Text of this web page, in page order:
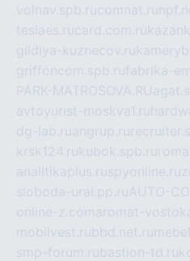
volnav.spb.rucomnat.ru
tesiaes.rucard.com.ru
gildiya-kuznecov.ru
griffoncom.spb.rufabrika-
PARK-MATROSOVA.RU
avtoyurist-moskva1.ru
dg-lab.ruangrup.ru
krsk124.rukubok.spb.ru
analitikaplus.ruspyonline.ru
sloboda-ural.pp.ruAUTO-
online-z.comaromat-
mobilvest.rubbd.net.ru
smp-forum.rubastion-td.ru